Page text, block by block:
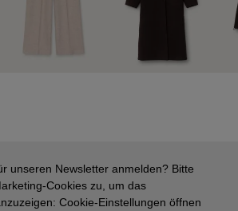
unseren Newsletter anmelden? Bitte
Cookies zu, um das
Cookie-Einstellungen öffnen